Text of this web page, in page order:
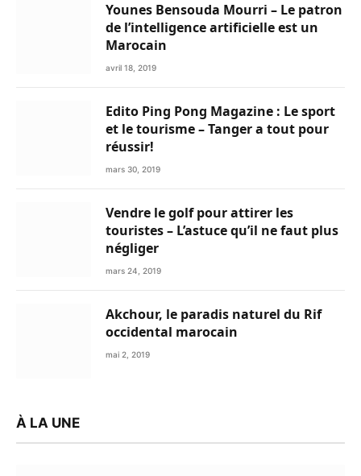
Younes Bensouda Mourri – Le patron
de l’intelligence artificielle est un
Marocain
avril 18, 2019
Edito Ping Pong Magazine : Le sport
et le tourisme – Tanger a tout pour
réussir!
mars 30, 2019
Vendre le golf pour attirer les
touristes – L’astuce qu’il ne faut plus
négliger
mars 24, 2019
Akchour, le paradis naturel du Rif
occidental marocain
mai 2, 2019
À LA UNE